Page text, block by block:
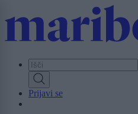
to
content
Prijavi se